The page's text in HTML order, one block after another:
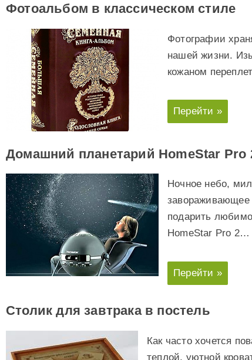
Фотоальбом в классическом стиле
Фотографии
нашей жизни.
кожаном
Перейти »
Домашний планетарий HomeStar Pro
Ночное небо,
завораживающее
подарить
HomeStar Pro 2…
Перейти »
Столик для завтрака в постель
Как часто хочется
теплой, уютной